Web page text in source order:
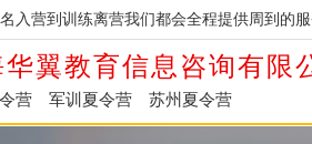
入营到训练离营我们都会全程提供周到的
华翼教育信息咨询有限
营 军训夏令营 苏州夏令营